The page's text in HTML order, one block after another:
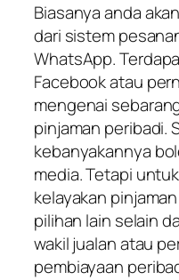
Biasanya anda
dari sistem
WhatsApp.
Facebook atau
mengenai
pinjaman peribadi.
kebanyakannya
media. Tetapi
kelayakan
pilihan lain selain
wakil jualan atau
pembiayaan